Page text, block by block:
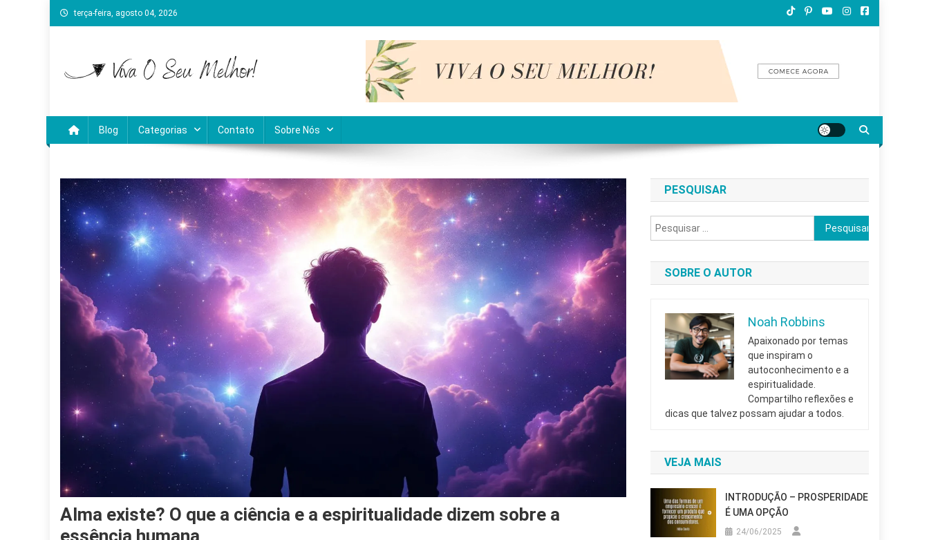
Skip
to
terça-feira, agosto 04, 2026
Blog sobre bem-estar, aprendizado e crescimento interior.
Blog Categorias Contato Sobre Nós
Alma existe? O que a ciência e a espiritualidade dizem sobre a
essência humana
PESQUISAR
Pesquisar
por:
SOBRE O AUTOR
Noah Robbins
Apaixonado por temas
que inspiram o
autoconhecimento e a
espiritualidade.
Compartilho reflexões e
dicas que talvez possam ajudar a todos.
VEJA MAIS
É UMA OPÇÃO
24/06/2025